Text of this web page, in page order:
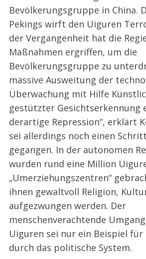
Bevölkerungsgruppe in China.
Pekings wirft den Uiguren
der Vergangenheit hat die
Maßnahmen ergriffen, um die
Bevölkerungsgruppe zu
massive Ausweitung der
Überwachung mit Hilfe
gestützter Gesichtserkennung
derartige Repression“, erklärt
sei allerdings noch einen
gegangen. In der autonomen
wurden rund eine Million
„Umerziehungszentren“
ihnen gewaltvoll Religion,
aufgezwungen werden. Der
menschenverachtende
Uiguren sei nur ein Beispiel für
durch das politische System.